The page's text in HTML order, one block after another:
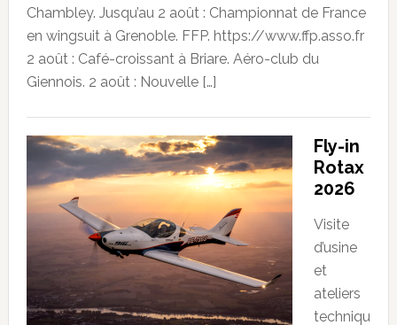
Chambley. Jusqu’au 2 août : Championnat de France
en wingsuit à Grenoble. FFP. https://www.ffp.asso.fr
2 août : Café-croissant à Briare. Aéro-club du
Giennois. 2 août : Nouvelle […]
Fly-in
Rotax
2026
Visite
d’usine
et
ateliers
techniqu